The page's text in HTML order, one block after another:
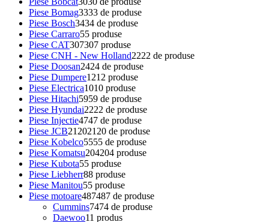
Piese Bomag3333 de produse
Piese Bosch3434 de produse
Piese Carraro55 produse
Piese CAT307307 produse
Piese CNH - New Holland2222 de produse
Piese Doosan2424 de produse
Piese Dumpere1212 produse
Piese Electrica1010 produse
Piese Hitachi5959 de produse
Piese Hyundai2222 de produse
Piese Injectie4747 de produse
Piese JCB21202120 de produse
Piese Kobelco5555 de produse
Piese Komatsu204204 produse
Piese Kubota55 produse
Piese Liebherr88 produse
Piese Manitou55 produse
Piese motoare487487 de produse
Cummins7474 de produse
Daewoo11 produs